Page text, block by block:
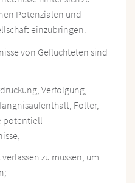
Potenzialen und
einzubringen.
von Geflüchteten sind
Verfolgung,
Folter,
potentiell
zu müssen, um